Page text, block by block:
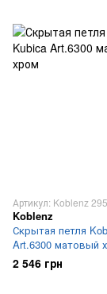
Артикул: Koblenz
Koblenz
Скрытая петля
Art.6300 матовый
2 546 грн